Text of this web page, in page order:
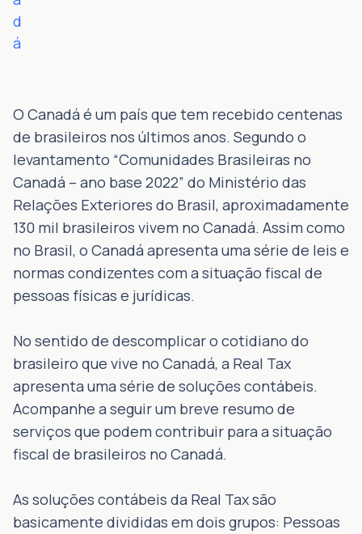
d
á
O Canadá é um país que tem recebido centenas
de brasileiros nos últimos anos. Segundo o
levantamento “Comunidades Brasileiras no
Canadá – ano base 2022” do Ministério das
Relações Exteriores do Brasil, aproximadamente
130 mil brasileiros vivem no Canadá. Assim como
no Brasil, o Canadá apresenta uma série de leis e
normas condizentes com a situação fiscal de
pessoas físicas e jurídicas.
No sentido de descomplicar o cotidiano do
brasileiro que vive no Canadá, a Real Tax
apresenta uma série de soluções contábeis.
Acompanhe a seguir um breve resumo de
serviços que podem contribuir para a situação
fiscal de brasileiros no Canadá.
As soluções contábeis da Real Tax são
basicamente divididas em dois grupos: Pessoas